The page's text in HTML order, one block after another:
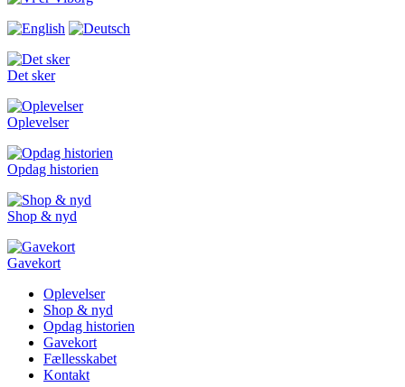
Det sker
Oplevelser
Opdag historien
Shop & nyd
Gavekort
Oplevelser
Shop & nyd
Opdag historien
Gavekort
Fællesskabet
Kontakt